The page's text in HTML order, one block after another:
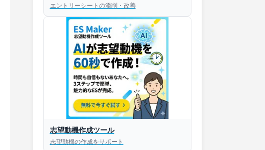
添削してほしい！
エントリーシートの添削・改善
志望動機作成ツール
志望動機の作成をサポート